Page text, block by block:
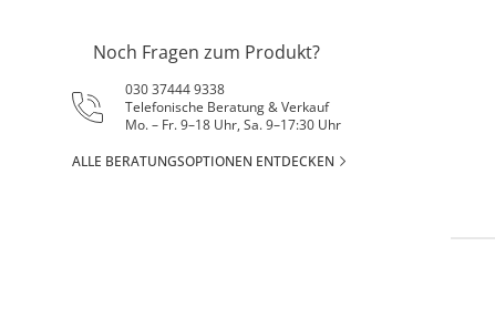
Noch Fragen zum Produkt?
030 37444 9338
Telefonische Beratung & Verkauf
Mo. – Fr. 9–18 Uhr, Sa. 9–17:30 Uhr
ALLE BERATUNGSOPTIONEN ENTDECKEN